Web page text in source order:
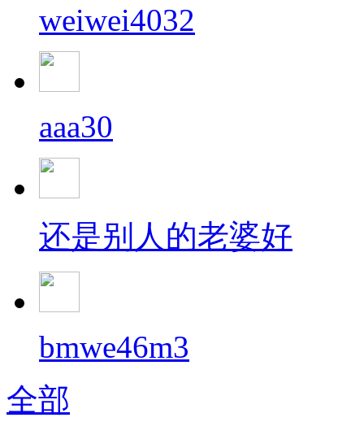
weiwei4032
aaa30
还是别人的老婆好
bmwe46m3
全部